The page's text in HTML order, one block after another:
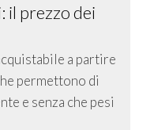
il prezzo dei
a partire
permettono di
e senza che pesi